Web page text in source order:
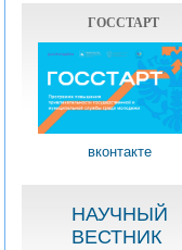
ГОССТАРТ
вконтакте
НАУЧНЫЙ
ВЕСТНИК